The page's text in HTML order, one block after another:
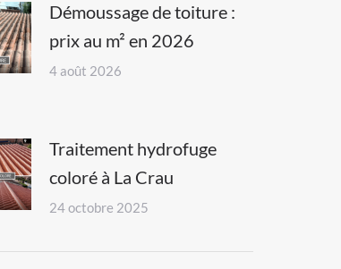
Démoussage de toiture :
prix au m² en 2026
4 août 2026
Traitement hydrofuge
coloré à La Crau
24 octobre 2025